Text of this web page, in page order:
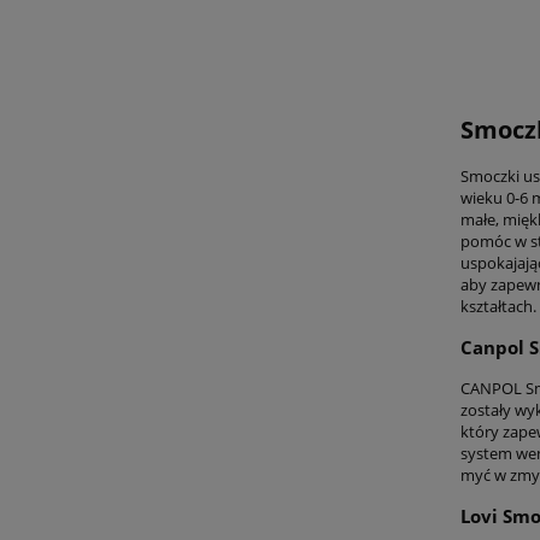
Smoczki
wieku 0-6
małe,
pomóc w
aby
kształtach.
Canpol
CANPOL
zostały
który
system
myć w
Lovi